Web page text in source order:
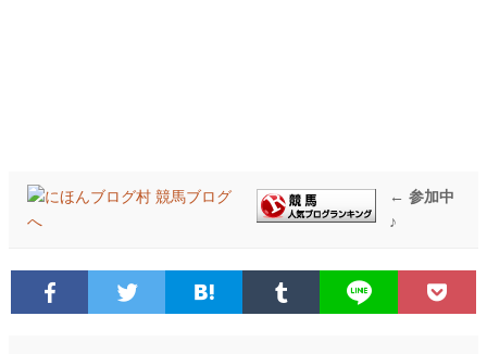
← 参加中
♪